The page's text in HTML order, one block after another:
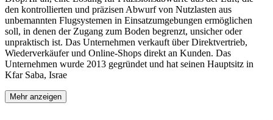
den kontrollierten und präzisen Abwurf von Nutzlasten aus
unbemannten Flugsystemen in Einsatzumgebungen ermöglichen
soll, in denen der Zugang zum Boden begrenzt, unsicher oder
unpraktisch ist. Das Unternehmen verkauft über Direktvertrieb,
Wiederverkäufer und Online-Shops direkt an Kunden. Das
Unternehmen wurde 2013 gegründet und hat seinen Hauptsitz in
Kfar Saba, Israe
Mehr anzeigen